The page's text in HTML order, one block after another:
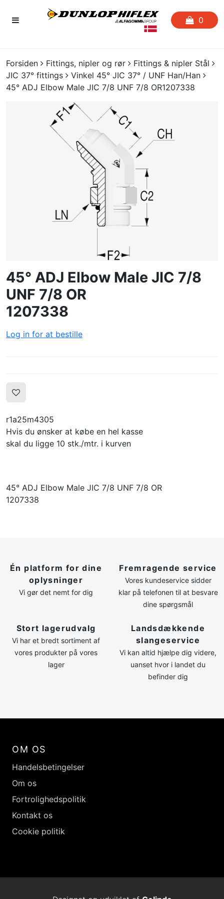
0
FORSIDEN
FAVORITLISTE
SLANGESERVICE
KATALOGER
UDGÅENDE VARER
Forsiden Fittings, nipler og rør
Fittings & nipler Stål
JIC 37° fittings
Vinkel 45° JIC 37° / UNF Han/Han
45° ADJ Elbow Male JIC 7/8 UNF 7/8 OR1207338
45° ADJ Elbow Male JIC 7/8
UNF 7/8 OR
1207338
Log in for at bestille
r1a25m4305
Hvis du ønsker at købe en hel kasse
skal du ligge 10 stk./mtr. i kurven
45° ADJ Elbow Male JIC 7/8 UNF 7/8 OR
1207338
Én platform for dine
oplysninger
Vi gør det nemt for dig
Fremragende service
Vores kundeservice sidder
klar på telefonen til at besvare
dine spørgsmål
Stort lagerudvalg
Vi har et bredt sortiment af
vores produkter på vores
lager
Landsdækkende
slangeservice
Vi kan altid hjælpe dig videre,
uanset hvor i landet du
befinder dig
OM OS
Handelsbetingelser
Om os
Fortrolighedspolitik
Kontakt os
Cookie politik